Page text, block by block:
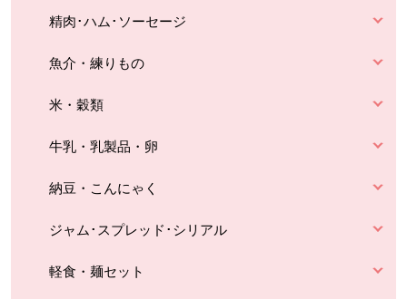
精肉･ハム･ソーセージ
魚介・練りもの
米・穀類
牛乳・乳製品・卵
納豆・こんにゃく
ジャム･スプレッド･シリアル
軽食・麺セット